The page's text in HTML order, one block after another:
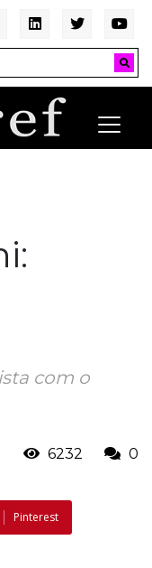
com o
6232 0
Pinterest